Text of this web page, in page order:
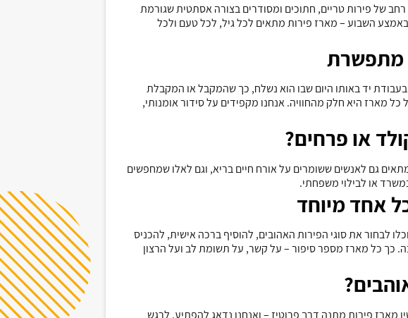
של פירות טריים, חתוכים ומסודרים בצורה אסתטית שגורמת
השבוע – מארז פירות מתאים לכל גיל, לכל טעם ולכל
מתפשרת
בעבודת יד באותו היום שבו הוא נשלח, כך שהמקבל או המקבלת
מארז היא חלק מהחוויה. אנחנו מקפידים על סידור אומנותי,
או פרחים?
גם לאנשים ששומרים על אורח חיים בריא, וגם לאלו שמחפשים
או לבילוי משפחתי.
אחד מיוחד
לבחור את סוגי הפירות האהובים, להוסיף ברכה אישית, להכניס
כך כל מארז מספר סיפור – על קשר, על תשומת לב ועל הרצון
?
פירות מתנה דרך פרוטיז – ואנחנו נדאג להפתיע, לרגש